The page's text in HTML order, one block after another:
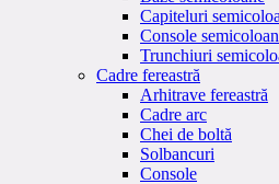
Capiteluri
Console
Trunchiuri
Cadre fereastră
Arhitrave fereastră
Cadre arc
Chei de boltă
Solbancuri
Console